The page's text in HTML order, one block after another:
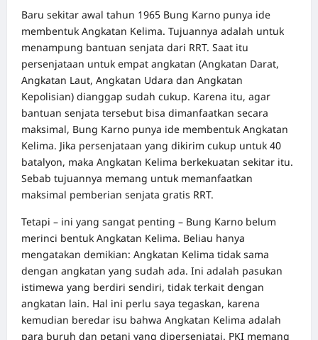
Baru sekitar awal tahun 1965 Bung Karno punya ide
membentuk Angkatan Kelima. Tujuannya adalah untuk
menampung bantuan senjata dari RRT. Saat itu
persenjataan untuk empat angkatan (Angkatan Darat,
Angkatan Laut, Angkatan Udara dan Angkatan
Kepolisian) dianggap sudah cukup. Karena itu, agar
bantuan senjata tersebut bisa dimanfaatkan secara
maksimal, Bung Karno punya ide membentuk Angkatan
Kelima. Jika persenjataan yang dikirim cukup untuk 40
batalyon, maka Angkatan Kelima berkekuatan sekitar itu.
Sebab tujuannya memang untuk memanfaatkan
maksimal pemberian senjata gratis RRT.
Tetapi – ini yang sangat penting – Bung Karno belum
merinci bentuk Angkatan Kelima. Beliau hanya
mengatakan demikian: Angkatan Kelima tidak sama
dengan angkatan yang sudah ada. Ini adalah pasukan
istimewa yang berdiri sendiri, tidak terkait dengan
angkatan lain. Hal ini perlu saya tegaskan, karena
kemudian beredar isu bahwa Angkatan Kelima adalah
para buruh dan petani yang dipersenjatai. PKI memang